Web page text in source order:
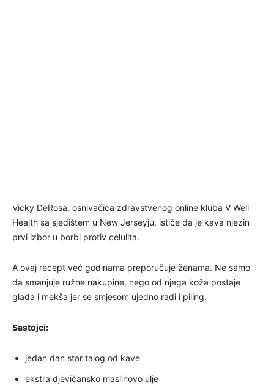
Vicky DeRosa, osnivačica zdravstvenog online kluba V Well
Health sa sjedištem u New Jerseyju, ističe da je kava njezin
prvi izbor u borbi protiv celulita.
A ovaj recept već godinama preporučuje ženama. Ne samo
da smanjuje ružne nakupine, nego od njega koža postaje
glađa i mekša jer se smjesom ujedno radi i piling.
Sastojci:
jedan dan star talog od kave
ekstra djevičansko maslinovo ulje